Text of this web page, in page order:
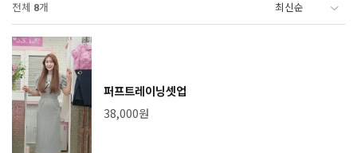
전체 8개
퍼프트레이닝셋업
38,000원